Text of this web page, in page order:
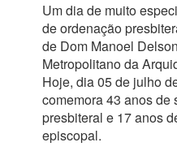
Um dia de muito
de ordenação
de Dom Manoel
Metropolitano da
Hoje, dia 05 de julho
comemora 43 anos de
presbiteral e 17 anos
episcopal.